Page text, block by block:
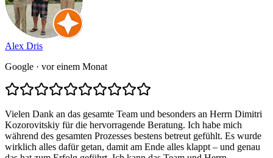
Alex Dris
Google · vor einem Monat
Vielen Dank an das gesamte Team und besonders an Herrn Dimitri
Kozorovitskiy für die hervorragende Beratung. Ich habe mich
während des gesamten Prozesses bestens betreut gefühlt. Es wurde
wirklich alles dafür getan, damit am Ende alles klappt – und genau